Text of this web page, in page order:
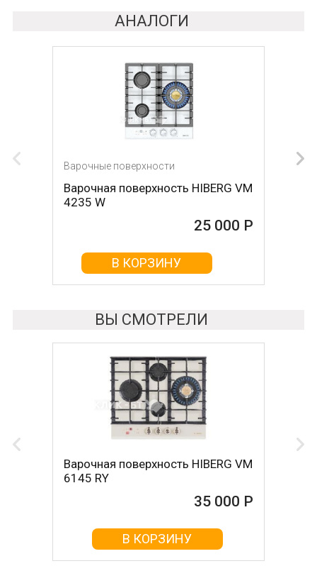
АНАЛОГИ
Варочные поверхности
Варочная поверхность HIBERG VM
4235 W
25 000 Р
В КОРЗИНУ
Варочные поверхности
Варочная поверхность
KUPPERSBERG fa63if01
25 000 Р
В КОРЗИНУ
ВЫ СМОТРЕЛИ
Варочная поверхность HIBERG VM
6145 RY
35 000 Р
В КОРЗИНУ